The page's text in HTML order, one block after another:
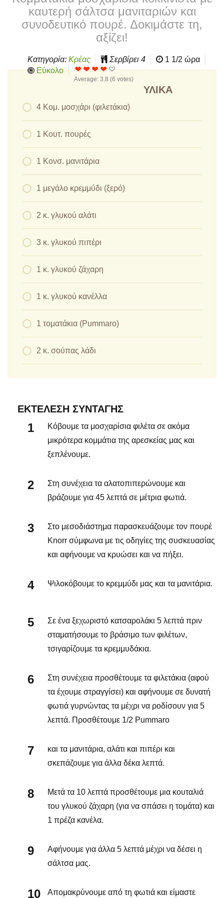
καυτερή σάλτσα μανιταριών και
συνοδευτικό πουρέ. Δοκιμάστε τη,
αξίζει!
Κατηγορία: Κρέας Σερβίρει 4
1 1/2 ώρα
Εύκολο
Average: 3.8 (6 votes)
ΥΛΙΚΆ
4 Κομ. μοσχάρι (φιλετάκια)
1 Κουτ. πουρές
1 Κονσ. μανιτάρια
1 μεγάλο κρεμμύδι (ξερό)
2 κ. γλυκού αλάτι
3 κ. γλυκού πιπέρι
1 κ. γλυκού ζάχαρη
1 κ. γλυκού κανέλλα
1 τοματάκια (Pummaro)
2 κ. σούπας λάδι
ΕΚΤΈΛΕΣΗ ΣΥΝΤΑΓΉΣ
Κόβουμε τα μοσχαρίσια φιλέτα σε ακόμα
μικρότερα κομμάτια της αρεσκείας μας και
ξεπλένουμε.
Στη συνέχεια τα αλατοπιπερώνουμε και
βράζουμε για 45 λεπτά σε μέτρια φωτιά.
Στο μεσοδιάστημα παρασκευάζουμε τον πουρέ
Knorr σύμφωνα με τις οδηγίες της συσκευασίας
και αφήνουμε να κρυώσει και να πήξει.
Ψιλοκόβουμε το κρεμμύδι μας και τα μανιτάρια.
Σε ένα ξεχωριστό κατσαρολάκι 5 λεπτά πριν
σταματήσουμε το βράσιμο των φιλέτων,
τσιγαρίζουμε τα κρεμμυδάκια.
Στη συνέχεια προσθέτουμε τα φιλετάκια (αφού
τα έχουμε στραγγίσει) και αφήνουμε σε δυνατή
φωτιά γυρνώντας τα μέχρι να ροδίσουν για 5
λεπτά. Προσθέτουμε 1/2 Pummaro
και τα μανιτάρια, αλάτι και πιπέρι και
σκεπάζουμε για άλλα δέκα λεπτά.
Μετά τα 10 λεπτά προσθέτουμε μια κουταλιά
του γλυκού ζάχαρη (για να σπάσει η τομάτα) και
1 πρέζα κανέλα.
Αφήνουμε για άλλα 5 λεπτά μέχρι να δέσει η
σάλτσα μας.
Απομακρύνουμε από τη φωτιά και είμαστε